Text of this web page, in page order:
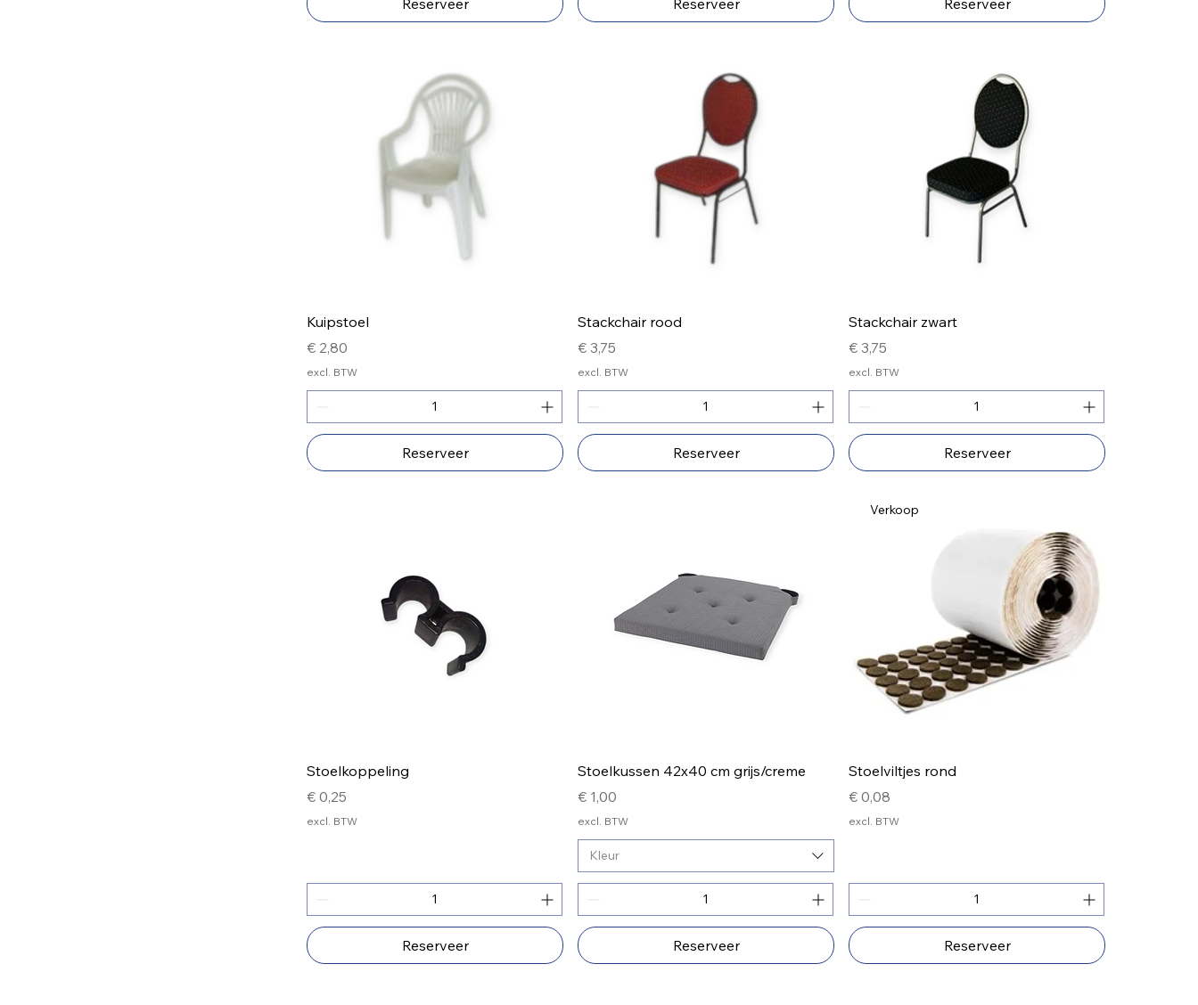
Reserveer Reserveer Reserveer
Kuipstoel
Prijs
€ 2,80
excl. BTW
Reserveer
Stackchair rood
Prijs
€ 3,75
excl. BTW
Reserveer
Stackchair zwart
Prijs
€ 3,75
excl. BTW
Reserveer
Stoelkoppeling
Prijs
€ 0,25
excl. BTW
Reserveer
Stoelkussen 42x40 cm grijs/creme
Prijs
€ 1,00
excl. BTW
Kleur
Reserveer
Verkoop
Stoelviltjes rond
Prijs
€ 0,08
excl. BTW
Reserveer